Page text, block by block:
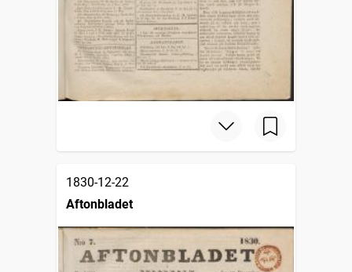
1830-12-22
Aftonbladet